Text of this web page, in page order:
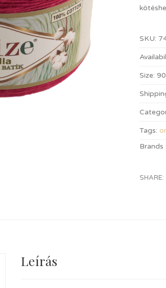
SKU:
Size:
Tags:
Brands :
SHARE:
Leírás